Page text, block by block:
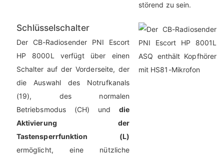
störend zu sein.
Schlüsselschalter
Der CB-Radiosender PNI Escort
HP 8000L verfügt über einen
Schalter auf der Vorderseite, der
die Auswahl des Notrufkanals
(19), des normalen
Betriebsmodus (CH) und die
Aktivierung der
Tastensperrfunktion (L)
ermöglicht, eine nützliche